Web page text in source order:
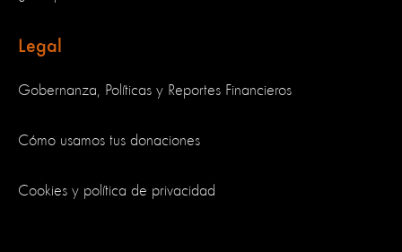
Legal
Gobernanza, Políticas y Reportes Financieros
Cómo usamos tus donaciones
Cookies y política de privacidad